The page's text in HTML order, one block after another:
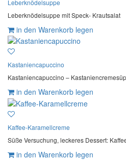
Leberknödelsuppe
Leberknödelsuppe mit Speck- Krautsalat
in den Warenkorb legen
Kastaniencapuccino
Kastaniencapuccino –
in den Warenkorb legen
Kaffee-Karamellcreme
Süße Versuchung, leckeres Dessert:
in den Warenkorb legen